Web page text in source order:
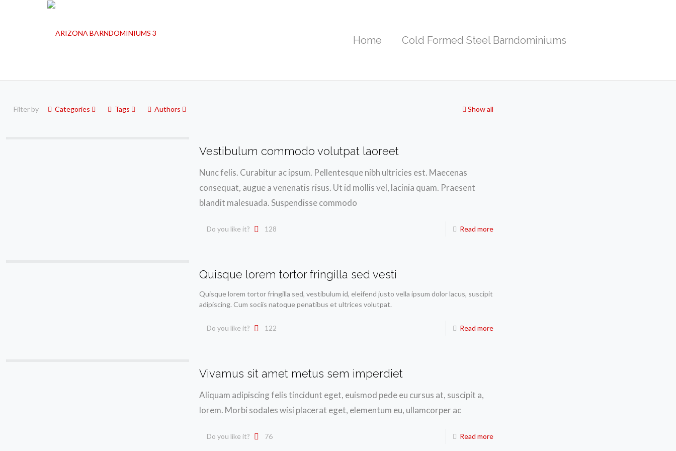
Home Cold Formed Steel Barndominiums
Filter by Categories Tags Authors Show all
Vestibulum commodo volutpat laoreet
Nunc felis. Curabitur ac ipsum. Pellentesque nibh ultricies est. Maecenas
consequat, augue a venenatis risus. Ut id mollis vel, lacinia quam. Praesent
blandit malesuada. Suspendisse commodo
Do you like it? 128 Read more
Quisque lorem tortor fringilla sed vesti
Quisque lorem tortor fringilla sed, vestibulum id, eleifend justo vella ipsum dolor lacus, suscipit
adipiscing. Cum sociis natoque penatibus et ultrices volutpat.
Do you like it? 122 Read more
Vivamus sit amet metus sem imperdiet
Aliquam adipiscing felis tincidunt eget, euismod pede eu cursus at, suscipit a,
lorem. Morbi sodales wisi placerat eget, elementum eu, ullamcorper ac
Do you like it? 76 Read more